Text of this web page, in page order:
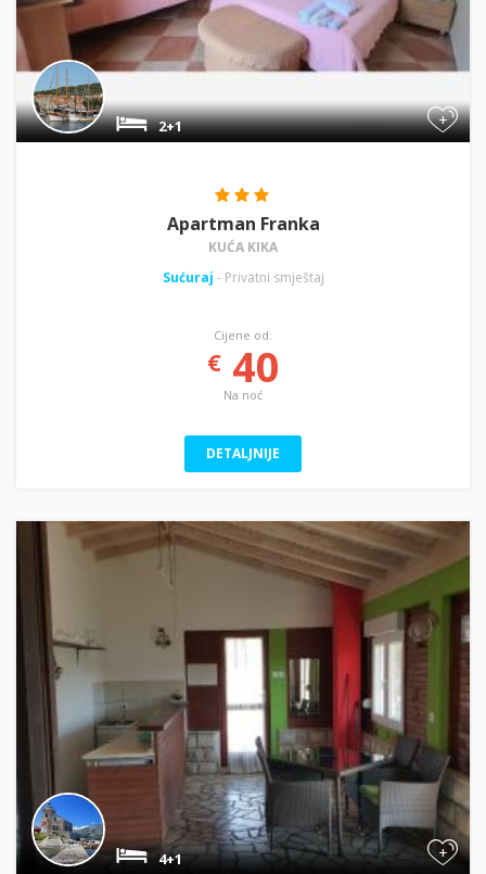
+
2+1
Apartman Franka
KUĆA KIKA
Sućuraj - Privatni smještaj
Cijene od:
€40
Na noć
DETALJNIJE
+
4+1